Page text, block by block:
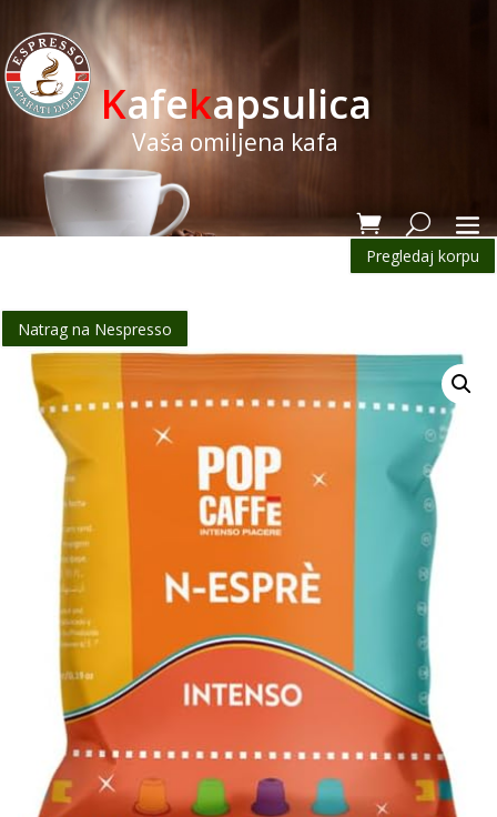
Kafekapsulica
Vaša omiljena kafa
Pregledaj korpu
Natrag na Nespresso